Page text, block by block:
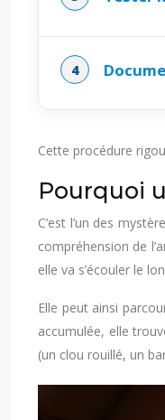
Cette procédure
Pourquoi
C’est l’un des
compréhension de
elle va s’écouler le
Elle peut ainsi
accumulée, elle
(un clou rouillé, un